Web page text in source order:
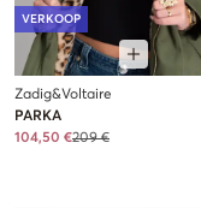
VERKOOP
Zadig&Voltaire
PARKA
104,50 €209 €